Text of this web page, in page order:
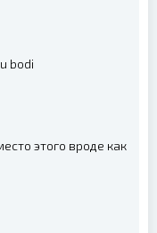
bodi
этого вроде как